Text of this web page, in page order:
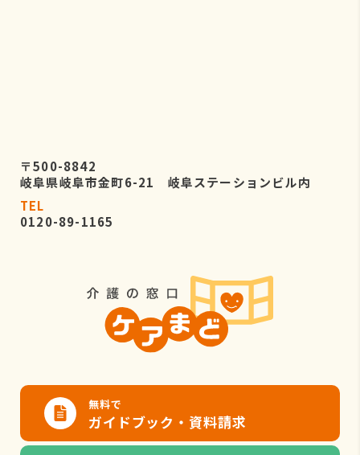
〒500-8842
岐阜県岐阜市金町6-21 岐阜ステーションビル内
TEL
0120-89-1165
無料で
ガイドブック・資料請求